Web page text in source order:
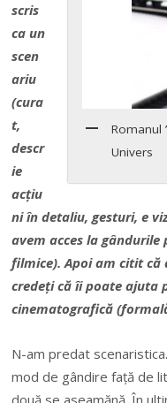
Romanul
Univers
scris
ca un
scen
ariu
(cura
t,
descr
ie
acțiu
ni în detaliu, gesturi, e
avem acces la gândurile
filmice). Apoi am citit că
credeți că îi poate ajuta
cinematografică
N-am predat
mod de gândire față de
două se aseamănă. În